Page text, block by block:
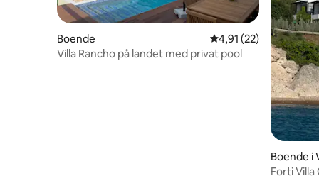
Boende 4,91 av 5 i
4,91 (22)
Villa Rancho på landet med privat pool
Boende i
Forti Villa